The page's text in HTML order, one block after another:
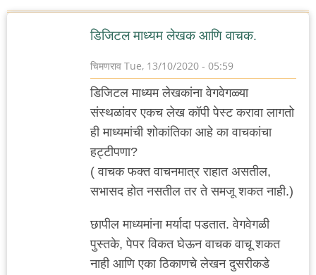
डिजिटल माध्यम लेखक आणि वाचक.
चिमणराव Tue, 13/10/2020 - 05:59
डिजिटल माध्यम लेखकांना वेगवेगळ्या
संस्थळांवर एकच लेख कॉपी पेस्ट करावा लागतो
ही माध्यमांची शोकांतिका आहे का वाचकांचा
हट्टीपणा?
( वाचक फक्त वाचनमात्र राहात असतील,
सभासद होत नसतील तर ते समजू शकत नाही.)
छापील माध्यमांना मर्यादा पडतात. वेगवेगळी
पुस्तके, पेपर विकत घेऊन वाचक वाचू शकत
नाही आणि एका ठिकाणचे लेखन दुसरीकडे